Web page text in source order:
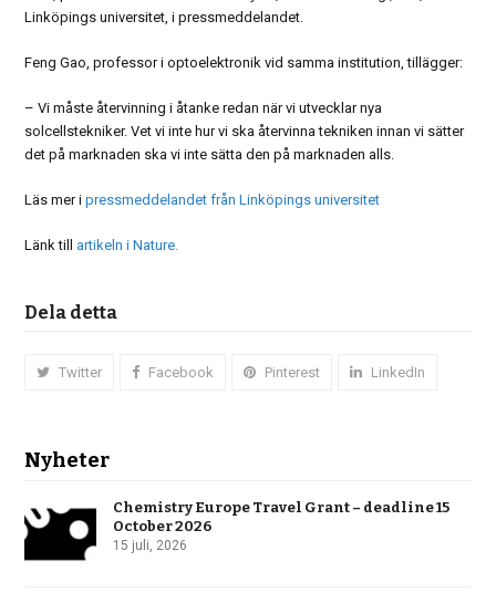
Linköpings universitet, i pressmeddelandet.
Feng Gao, professor i optoelektronik vid samma institution, tillägger:
– Vi måste återvinning i åtanke redan när vi utvecklar nya
solcellstekniker. Vet vi inte hur vi ska återvinna tekniken innan vi sätter
det på marknaden ska vi inte sätta den på marknaden alls.
Läs mer ipressmeddelandet från Linköpings universitet
Länk till artikeln i Nature.
Dela detta
Twitter Facebook Pinterest LinkedIn
Nyheter
Chemistry Europe Travel Grant – deadline 15
October 2026
15 juli, 2026